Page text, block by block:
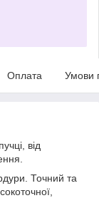
Оплата Умови
від
Точний та